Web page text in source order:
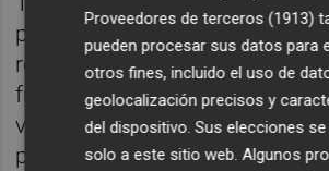
pueden tener dificultades para
reflejadas en insomnio o
frecuentes relacionadas con
vividos. "Es crucial reconocer
persona reacciona de manera
Proveedores de terceros (1913)
pueden procesar sus datos para
otros fines, incluido el uso de
geolocalización precisos y
del dispositivo. Sus elecciones
solo a este sitio web. Algunos